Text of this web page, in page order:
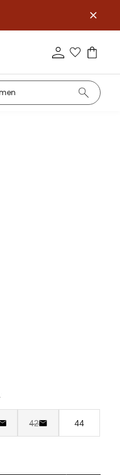
42 44